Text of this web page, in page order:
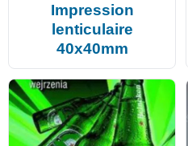
Impression
lenticulaire
40x40mm